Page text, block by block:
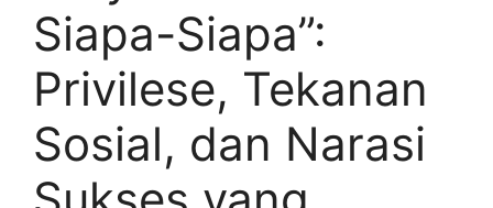
Siapa-Siapa”:
Privilese, Tekanan
Sosial, dan Narasi